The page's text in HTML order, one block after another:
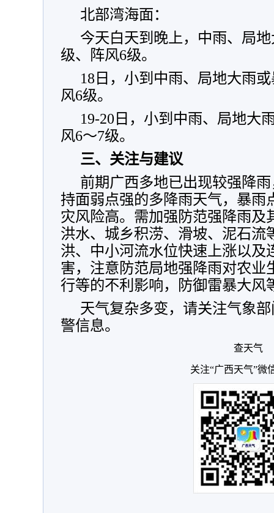
北部湾海面：
今天白天到晚上，中雨、局
级、阵风6级。
18日，小到中雨、局地大雨
风6级。
19-20日，小到中雨、局地大
风6～7级。
三、关注与建议
前期广西多地已出现较强降
持面弱点强的多降雨天气，暴雨
灾风险高。需加强防范强降雨及
洪水、城乡积涝、滑坡、泥石流
洪、中小河流水位快速上涨以及
害，注意防范局地强降雨对农业
行等的不利影响，防御雷暴大风
天气复杂多变，请关注气象
警信息。
查天气
关注“广西天气”微